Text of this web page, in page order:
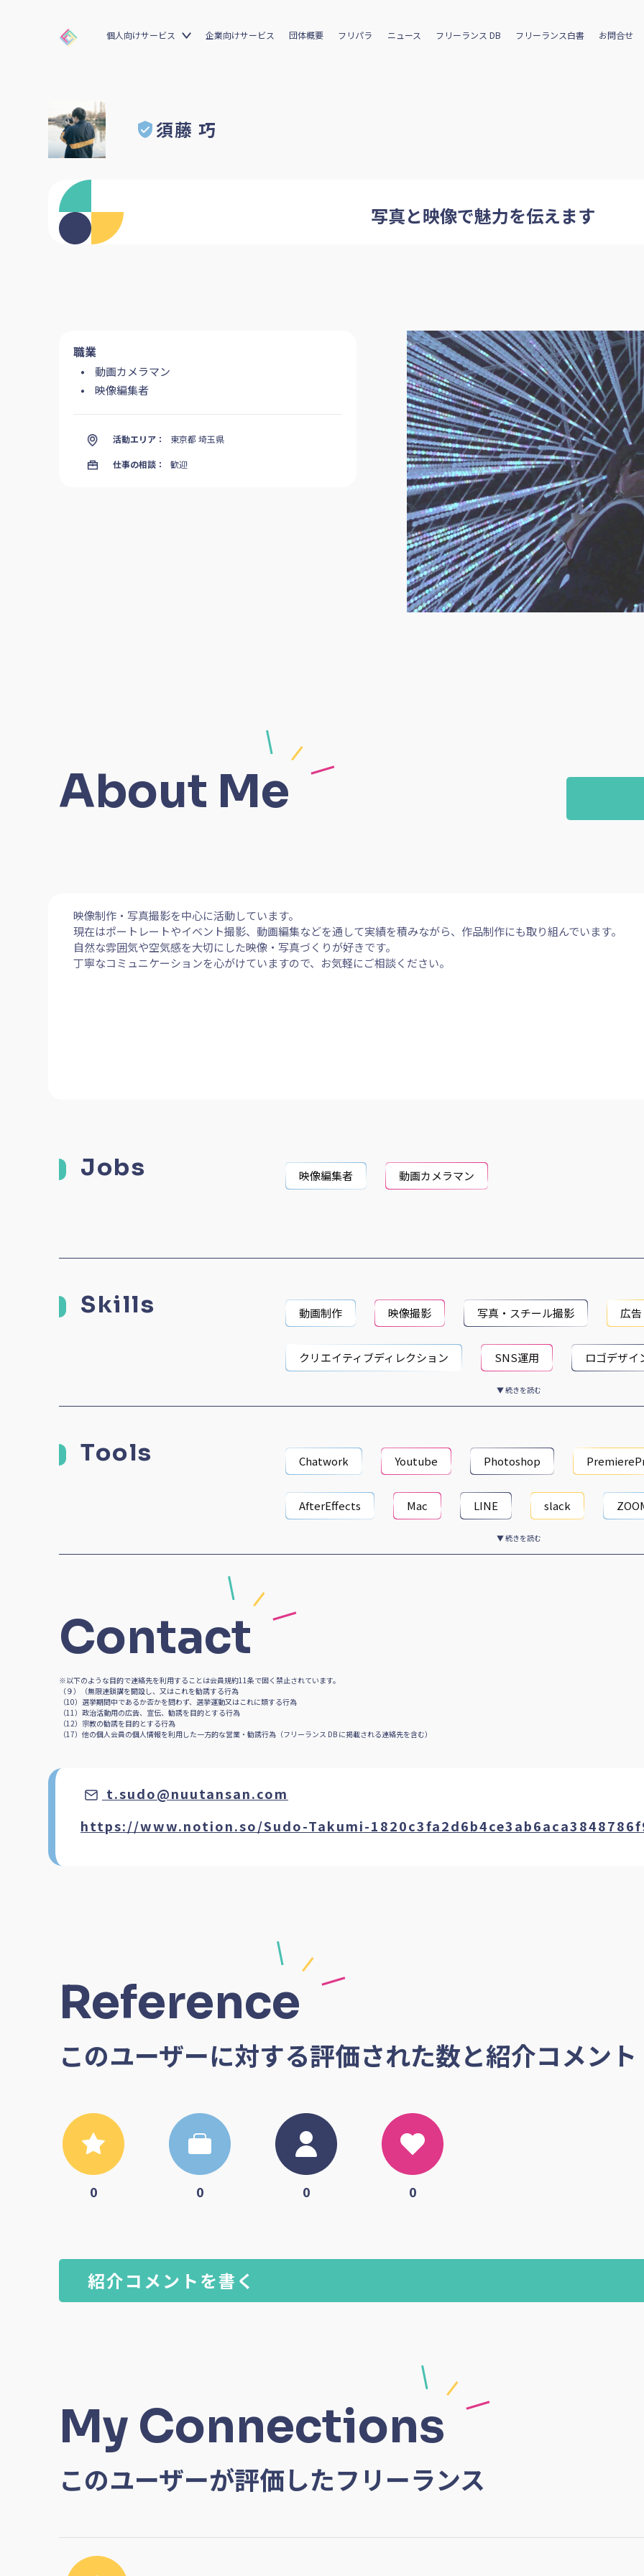
個人向けサービス 企業向けサービス 団体概要 フリパラ ニュース フリーランス DB フリーランス白書 お問合せ
須藤 巧
写真と映像で魅力を伝えます
職業
動画カメラマン
映像編集者
活動エリア： 東京都 埼玉県
仕事の相談： 歓迎
About Me
映像制作・写真撮影を中心に活動しています。
現在はポートレートやイベント撮影、動画編集などを通して実績を積みながら、作品制作にも取り組んでいます。
自然な雰囲気や空気感を大切にした映像・写真づくりが好きです。
丁寧なコミュニケーションを心がけていますので、お気軽にご相談ください。
Jobs 映像編集者 動画カメラマン
Skills 動画制作 映像撮影 写真・スチール撮影 広
クリエイティブディレクション SNS運用 ロゴデザイ
個人営業・接客
▼ 続きを読む
Tools Chatwork Youtube Photoshop
AfterEffects Mac LINE slack
▼ 続きを読む
Contact
※以下のような目的で連絡先を利用することは会員規約11条で固く禁止されています。
（９）（無限連鎖講を開設し、又はこれを勧誘する行為
（10）選挙期間中であるか否かを問わず、選挙運動又はこれに類する行為
（11）政治活動用の広告、宣伝、勧誘を目的とする行為
（12）宗教の勧誘を目的とする行為
（17）他の個人会員の個人情報を利用した一方的な営業・勧誘行為（フリーランス DB に掲載される連絡先を含む）
t.sudo@nuutansan.com
https://www.notion.so/Sudo-Takumi-
Reference
このユーザーに対する評価された数と紹介コメント
0 0 0 0
紹介コメントを書く
My Connections
このユーザーが評価したフリーランス